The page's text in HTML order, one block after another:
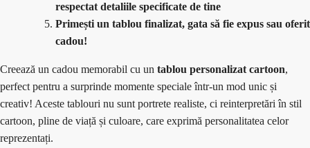
respectat detaliile specificate de tine
Primești un tablou finalizat, gata să fie expus sau oferit
cadou!
Creează un cadou memorabil cu un tablou personalizat cartoon,
perfect pentru a surprinde momente speciale într-un mod unic și
creativ! Aceste tablouri nu sunt portrete realiste, ci reinterpretări în stil
cartoon, pline de viață și culoare, care exprimă personalitatea celor
reprezentați.